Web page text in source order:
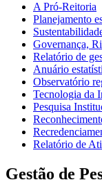
A Pró-Reitoria
Planejamento
Governança,
Relatório de
Anuário
Observatório
Tecnologia da
Pesquisa
Relatório de
Gestão de